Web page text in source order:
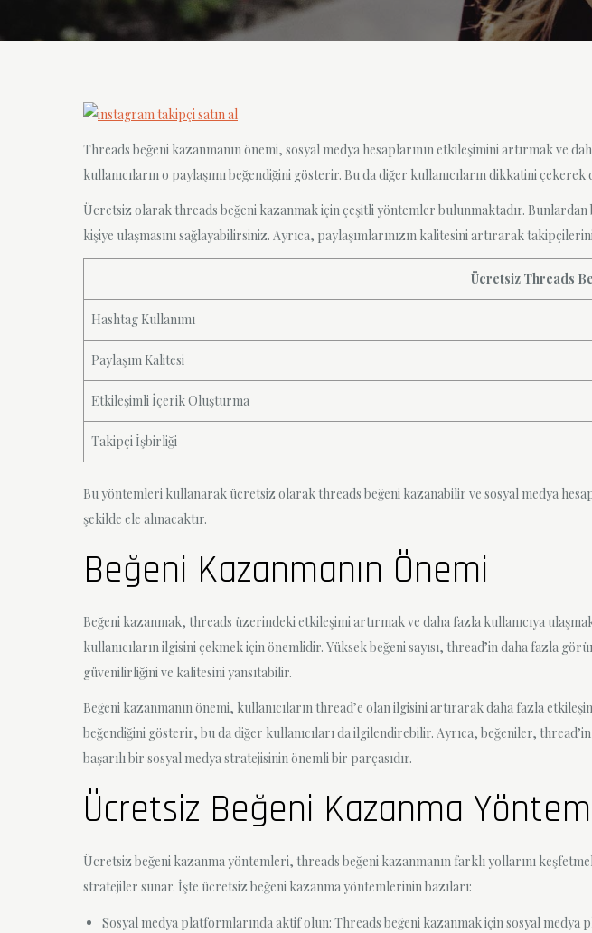
Threads beğeni kazanmanın önemi, sosyal medya hesaplarının etkileşimini artırmak ve
kullanıcıların o paylaşımı beğendiğini gösterir. Bu da diğer kullanıcıların dikkatini
Ücretsiz olarak threads beğeni kazanmak için çeşitli yöntemler bulunmaktadır.
kişiye ulaşmasını sağlayabilirsiniz. Ayrıca, paylaşımlarınızın kalitesini artırarak
Ücretsiz Threads
Hashtag Kullanımı
Paylaşım Kalitesi
Etkileşimli İçerik Oluşturma
Takipçi İşbirliği
Bu yöntemleri kullanarak ücretsiz olarak threads beğeni kazanabilir ve sosyal medya
şekilde ele alınacaktır.
Beğeni Kazanmanın Önemi
Beğeni kazanmak, threads üzerindeki etkileşimi artırmak ve daha fazla kullanıcıya
kullanıcıların ilgisini çekmek için önemlidir. Yüksek beğeni sayısı, thread’in daha fazla
güvenilirliğini ve kalitesini yansıtabilir.
Beğeni kazanmanın önemi, kullanıcıların thread’e olan ilgisini artırarak daha fazla
beğendiğini gösterir, bu da diğer kullanıcıları da ilgilendirebilir. Ayrıca, beğeniler,
başarılı bir sosyal medya stratejisinin önemli bir parçasıdır.
Ücretsiz Beğeni Kazanma
Ücretsiz beğeni kazanma yöntemleri, threads beğeni kazanmanın farklı yollarını
stratejiler sunar. İşte ücretsiz beğeni kazanma yöntemlerinin bazıları:
Sosyal medya platformlarında aktif olun: Threads beğeni kazanmak için sosyal